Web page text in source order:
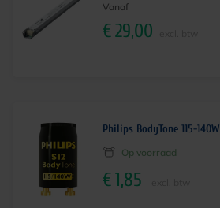
Vanaf
€29,00
Philips BodyTone 115-140W
Op voorraad
€1,85